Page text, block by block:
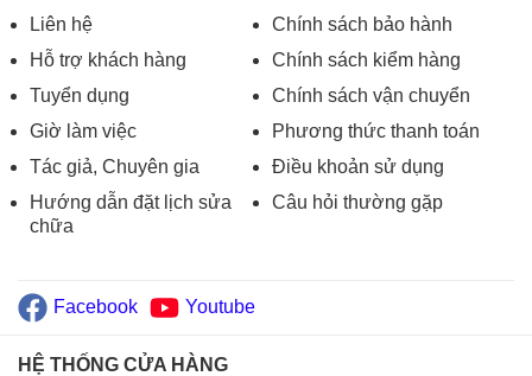
Liên hệ
Hỗ trợ khách hàng
Tuyển dụng
Giờ làm việc
Tác giả, Chuyên gia
Hướng dẫn đặt lịch sửa
chữa
Chính sách bảo hành
Chính sách kiểm hàng
Chính sách vận chuyển
Phương thức thanh toán
Điều khoản sử dụng
Câu hỏi thường gặp
Facebook Youtube
HỆ THỐNG CỬA HÀNG